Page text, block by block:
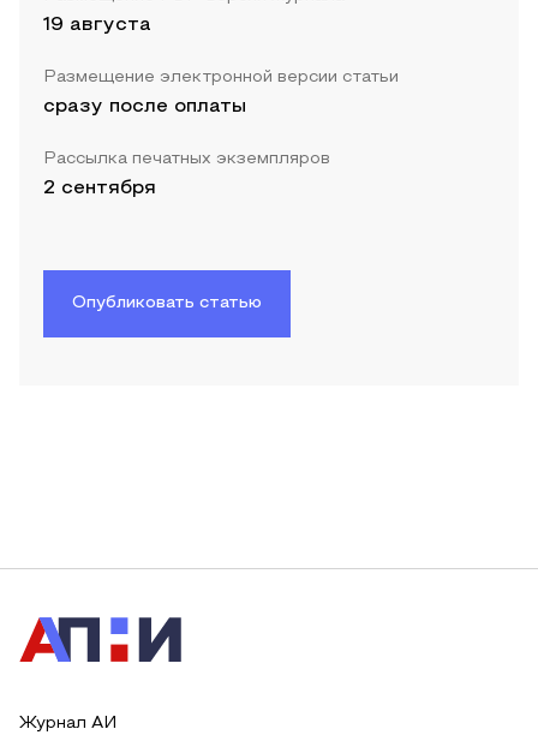
19 августа
Размещение электронной версии статьи
сразу после оплаты
Рассылка печатных экземпляров
2 сентября
Опубликовать статью
Журнал АИ